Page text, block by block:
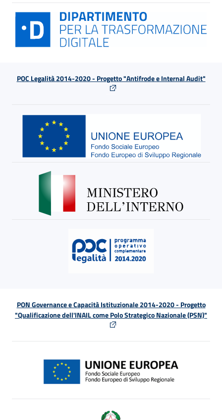
POC Legalità 2014-2020 - Progetto "Antifrode e Internal Audit"
PON Governance e Capacità Istituzionale 2014-2020 - Progetto
"Qualificazione dell'INAIL come Polo Strategico Nazionale (PSN)"